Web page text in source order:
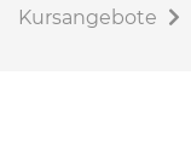
Kursangebote